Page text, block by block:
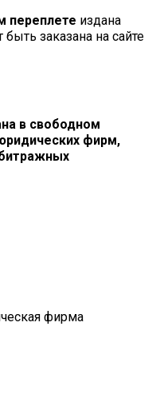
переплете издана
заказана на сайте
в свободном
фирм,
фирма